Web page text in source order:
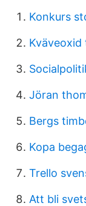
Konkurs
Kväveoxid
Jöran
Bergs
Kopa
Trello
Att bli